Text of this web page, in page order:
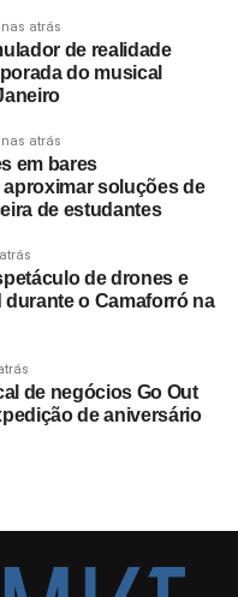
atrás
de realidade
do musical
atrás
em bares
soluções de
de estudantes
de drones e
o Camaforró na
de negócios Go Out
de aniversário